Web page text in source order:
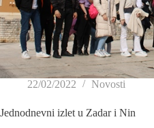
22/02/2022 Novosti
Jednodnevni izlet u Zadar i Nin